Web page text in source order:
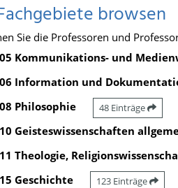
browsen
Sie die Professoren und
05 Kommunikations- und
06 Information und
08 Philosophie 48 Einträge
10 Geisteswissenschaften
11 Theologie,
15 Geschichte 123 Einträge